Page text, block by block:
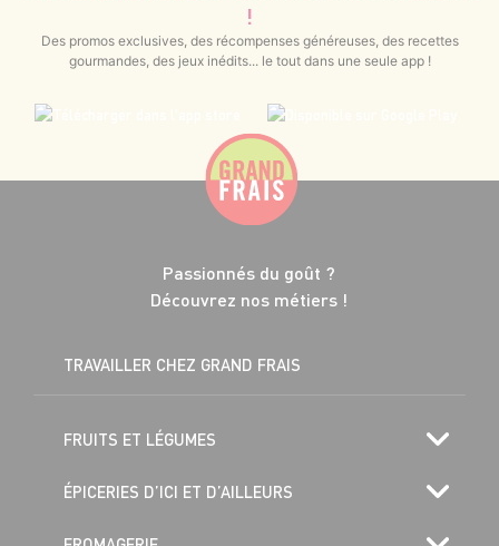
!
Des promos exclusives, des récompenses généreuses, des recettes
gourmandes, des jeux inédits... le tout dans une seule app !
Passionnés du goût ?
Découvrez nos métiers !
TRAVAILLER CHEZ GRAND FRAIS
FRUITS ET LÉGUMES
ÉPICERIES D’ICI ET D’AILLEURS